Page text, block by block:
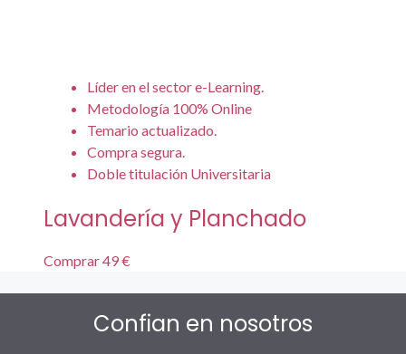
Líder en el sector e-Learning.
Metodología 100% Online
Temario actualizado.
Compra segura.
Doble titulación Universitaria
Lavandería y Planchado
Comprar49 €
Confian en nosotros